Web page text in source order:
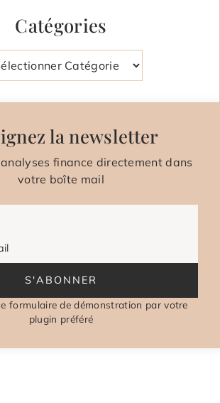
Catégories
la newsletter
finance directement dans
votre boîte mail
S'ABONNER
formulaire de démonstration par votre
plugin préféré